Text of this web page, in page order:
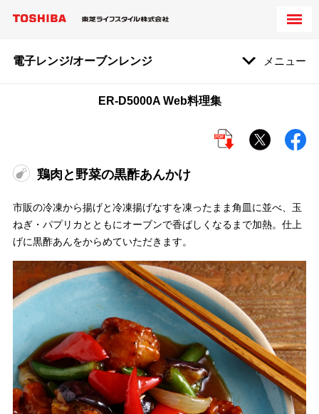
電子レンジ/オーブンレンジ メニュー
ER-D5000A Web料理集
鶏肉と野菜の黒酢あんかけ
市販の冷凍から揚げと冷凍揚げなすを凍ったまま角皿に並べ、玉
ねぎ・パプリカとともにオーブンで香ばしくなるまで加熱。仕上
げに黒酢あんをからめていただきます。